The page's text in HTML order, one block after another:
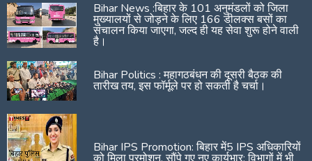
Bihar News :बिहार के 101 अनुमंडलों को जिला
मुख्यालयों से जोड़ने के लिए 166 डीलक्स बसों का
संचालन किया जाएगा, जल्द ही यह सेवा शुरू होने वाली
है।
Bihar Politics : महागठबंधन की दूसरी बैठक की
तारीख तय, इस फॉर्मूले पर हो सकती है चर्चा।
Bihar IPS Promotion: बिहार में5 IPS अधिकारियों